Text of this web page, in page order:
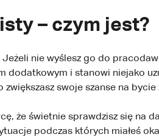
– czym jest?
nie wyślesz go do
i stanowi niejako
swoje szanse na bycie
że świetnie sprawdzisz się na
podczas których miałeś